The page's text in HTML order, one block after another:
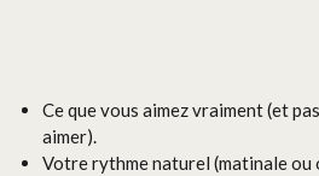
Ce que vous aimez vraiment (et
aimer).
Votre rythme naturel (matinale ou